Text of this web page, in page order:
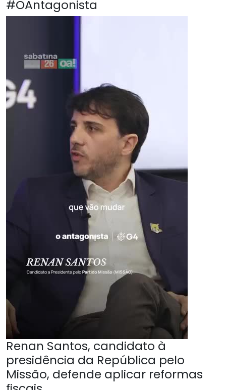
#OAntagonista
Renan Santos, candidato à
presidência da República pelo
Missão, defende aplicar reformas